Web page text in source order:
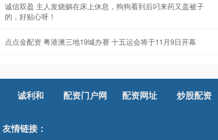
诚信双盈 主人发烧躺在床上休息，狗狗看到后叼来药又盖被子
的，好贴心呀！
点点金配资 粤港澳三地19城办赛 十五运会将于11月9日开幕
诚利和 配资门户网 配资网址 炒股配资
友情链接：